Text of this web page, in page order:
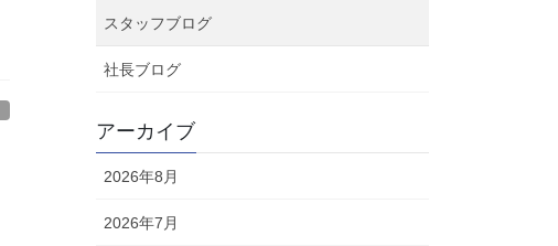
スタッフブログ
社長ブログ
アーカイブ
2026年8月
2026年7月